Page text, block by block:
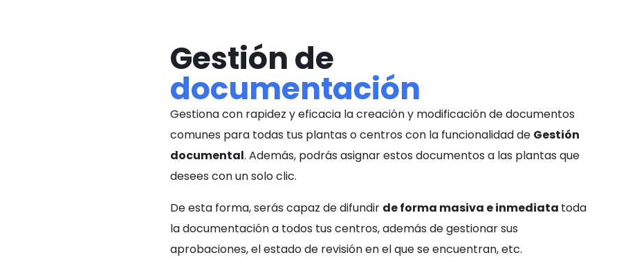
Gestión de
documentación
Gestiona con rapidez y eficacia la creación y modificación de documentos
comunes para todas tus plantas o centros con la funcionalidad de Gestión
documental. Además, podrás asignar estos documentos a las plantas que
desees con un solo clic.
De esta forma, serás capaz de difundir de forma masiva e inmediata toda
la documentacióna todos tus centros, además de gestionar sus
aprobaciones, el estado de revisión en el que se encuentran, etc.